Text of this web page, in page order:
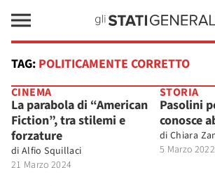
TAG: POLITICAMENTE CORRETTO
CINEMA
La parabola di “American
Fiction”, tra stilemi e
forzature
di Alfio Squillaci
21 Marzo 2024
STORIA
Pasolini
conosce
di Chiara
5 Marzo 2022